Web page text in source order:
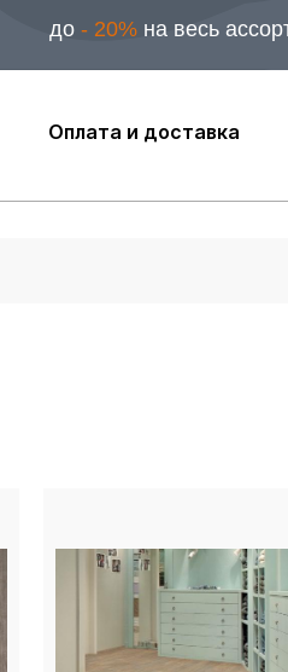
до - 20% на весь
Оплата и доставка